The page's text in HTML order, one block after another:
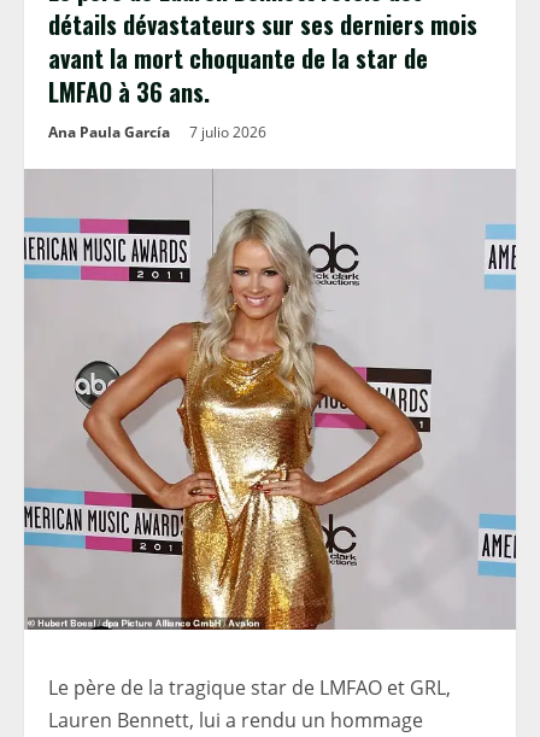
détails dévastateurs sur ses derniers mois
avant la mort choquante de la star de
LMFAO à 36 ans.
Ana Paula García 7 julio 2026
Le père de la tragique star de LMFAO et GRL,
Lauren Bennett, lui a rendu un hommage